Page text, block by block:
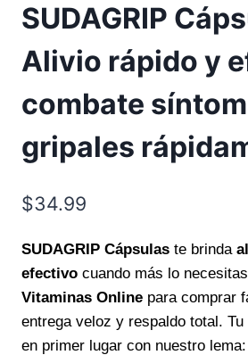
SUDAGRIP
Alivio rápido y
combate
gripales
$34.99
SUDAGRIP Cápsulas te brinda
efectivo cuando más lo
Vitaminas Online para comprar
entrega veloz y respaldo total.
en primer lugar con nuestro lema: